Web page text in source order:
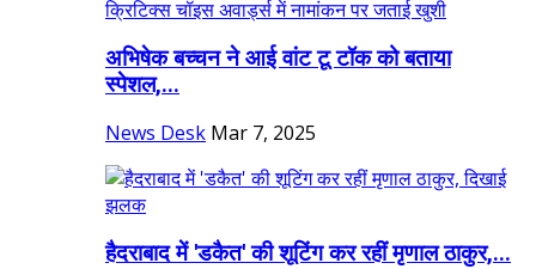
अभिषेक बच्चन ने आई वांट टू टॉक को बताया
स्पेशल,...
News Desk Mar 7, 2025
हैदराबाद में 'डकैत' की शूटिंग कर रहीं मृणाल ठाकुर,...